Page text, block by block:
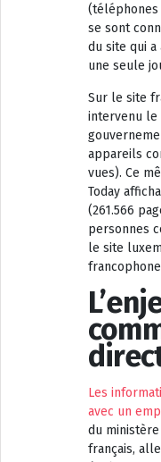
se sont
du site qui a
une seule
Sur le site
intervenu le
appareils
vues). Ce
Today
(261.566
personnes
le site
Les
avec un
du
français,